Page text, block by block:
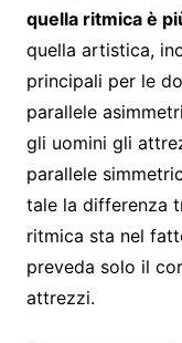
quella ritmica è
quella artistica,
principali per le
parallele
gli uomini gli
parallele
tale la differenza
ritmica sta nel
preveda solo il
attrezzi.